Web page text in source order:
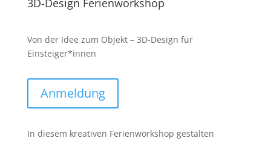
3D-Design Ferienworkshop
Von der Idee zum Objekt – 3D-Design für
Einsteiger*innen
Anmeldung
In diesem kreativen Ferienworkshop gestalten